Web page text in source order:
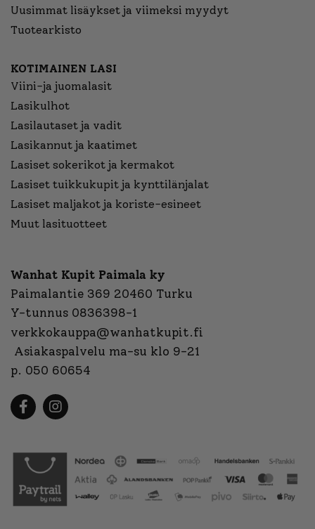
Uusimmat lisäykset ja viimeksi myydyt
Tuotearkisto
KOTIMAINEN LASI
Viini-ja juomalasit
Lasikulhot
Lasilautaset ja vadit
Lasikannut ja kaatimet
Lasiset sokerikot ja kermakot
Lasiset tuikkukupit ja kynttilänjalat
Lasiset maljakot ja koriste-esineet
Muut lasituotteet
Wanhat Kupit Paimala ky
Paimalantie 369 20460 Turku
Y-tunnus 0836398-1
verkkokauppa@wanhatkupit.fi
Asiakaspalvelu ma-su klo 9-21
p. 050 60654